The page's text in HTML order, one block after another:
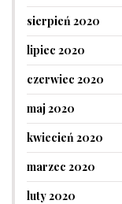
sierpień 2020
lipiec 2020
czerwiec 2020
maj 2020
kwiecień 2020
marzec 2020
luty 2020